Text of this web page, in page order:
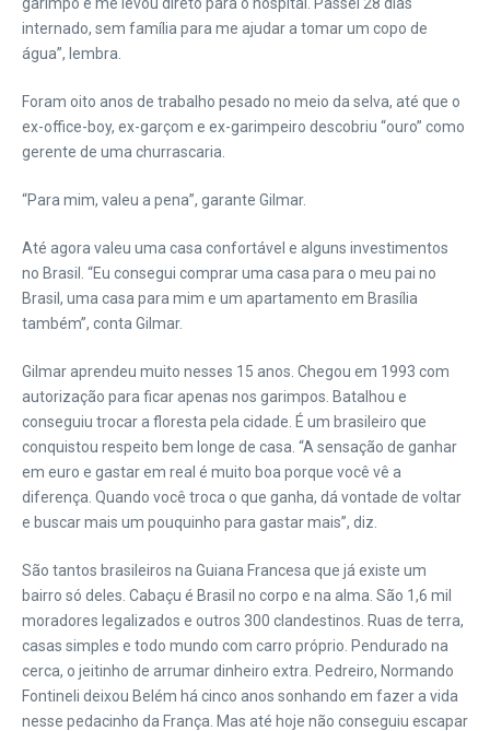
internado, sem família para me ajudar a tomar um copo de
água”, lembra.
Foram oito anos de trabalho pesado no meio da selva, até que o
ex-office-boy, ex-garçom e ex-garimpeiro descobriu “ouro” como
gerente de uma churrascaria.
“Para mim, valeu a pena”, garante Gilmar.
Até agora valeu uma casa confortável e alguns investimentos
no Brasil. “Eu consegui comprar uma casa para o meu pai no
Brasil, uma casa para mim e um apartamento em Brasília
também”, conta Gilmar.
Gilmar aprendeu muito nesses 15 anos. Chegou em 1993 com
autorização para ficar apenas nos garimpos. Batalhou e
conseguiu trocar a floresta pela cidade. É um brasileiro que
conquistou respeito bem longe de casa. “A sensação de ganhar
em euro e gastar em real é muito boa porque você vê a
diferença. Quando você troca o que ganha, dá vontade de voltar
e buscar mais um pouquinho para gastar mais”, diz.
São tantos brasileiros na Guiana Francesa que já existe um
bairro só deles. Cabaçu é Brasil no corpo e na alma. São 1,6 mil
moradores legalizados e outros 300 clandestinos. Ruas de terra,
casas simples e todo mundo com carro próprio. Pendurado na
cerca, o jeitinho de arrumar dinheiro extra. Pedreiro, Normando
Fontineli deixou Belém há cinco anos sonhando em fazer a vida
nesse pedacinho da França. Mas até hoje não conseguiu escapar